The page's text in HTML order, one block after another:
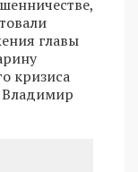
главы
кризиса
Владимир